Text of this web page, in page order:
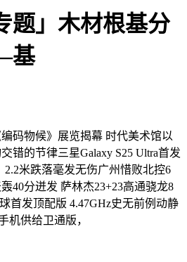
题」木材根基分
基
物候》展览揭幕 时代美术馆以
错的节律三星Galaxy S25 Ultra首发
2.2米跌落毫发无伤广州惜败北控6
40分迸发 萨林杰23+23高通骁龙8
首发顶配版 4.47GHz史无前例动静
机供给卫通版，